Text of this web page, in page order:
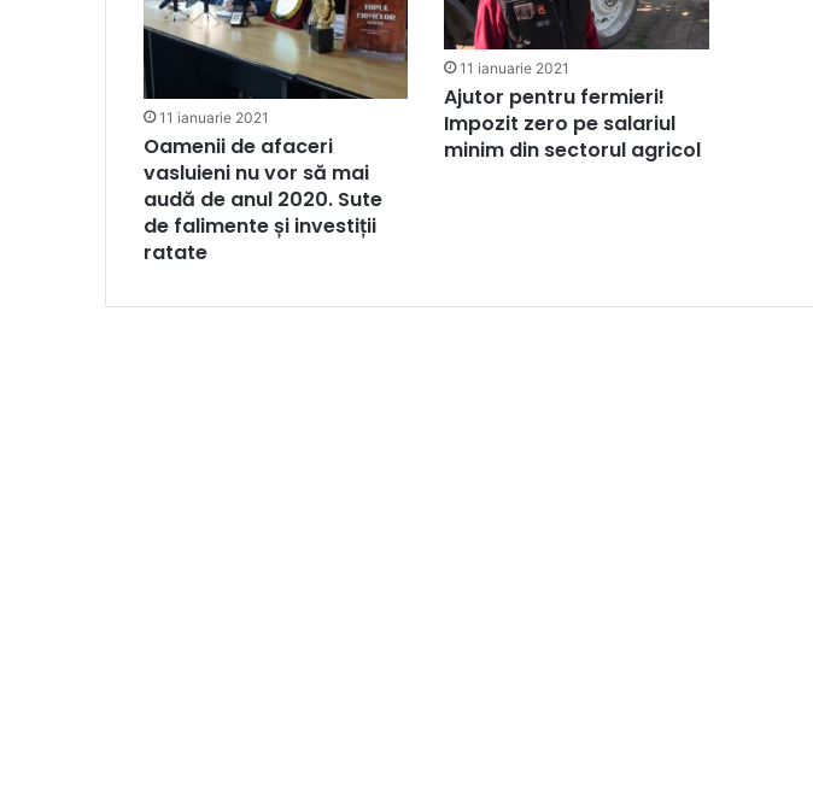
11 ianuarie 2021
Oamenii de afaceri
vasluieni nu vor să mai
audă de anul 2020. Sute
de falimente și investiții
ratate
11 ianuarie 2021
Ajutor pentru fermieri!
Impozit zero pe salariul
minim din sectorul agricol